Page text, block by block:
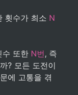
횟수가 최소 N
수 또한 N번, 즉
? 모든 도전이
에 고통을 겪